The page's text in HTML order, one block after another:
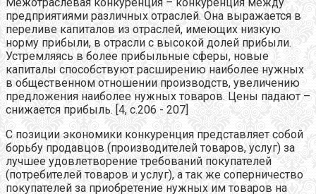
предприятиями различных отраслей. Она выражается в
переливе капиталов из отраслей, имеющих низкую
норму прибыли, в отрасли с высокой долей прибыли.
Устремляясь в более прибыльные сферы, новые
капиталы способствуют расширению наиболее нужных
в общественном отношении производств, увеличению
предложения наиболее нужных товаров. Цены падают –
снижается прибыль. [4, с.206 - 207]
С позиции экономики конкуренция представляет собой
борьбу продавцов (производителей товаров, услуг) за
лучшее удовлетворение требований покупателей
(потребителей товаров и услуг), а так же соперничество
покупателей за приобретение нужных им товаров на